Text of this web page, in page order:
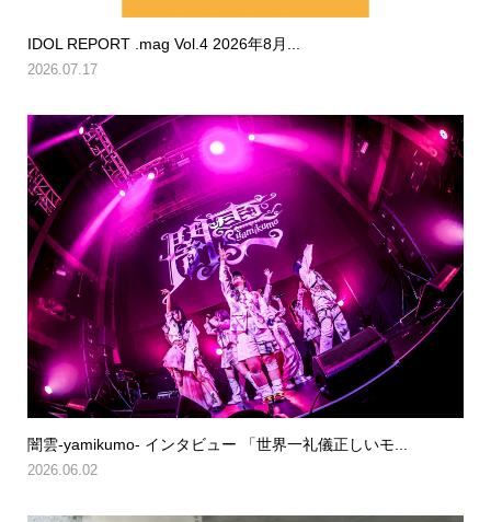
IDOL REPORT .mag Vol.4 2026年8月...
2026.07.17
闇雲-yamikumo- インタビュー 「世界一礼儀正しいモ...
2026.06.02